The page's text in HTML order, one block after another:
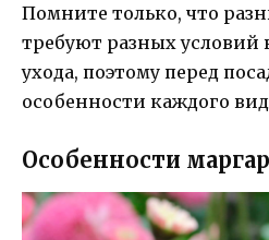
Помните только, что
требуют разных
ухода, поэтому перед
особенности каждого
Особенности